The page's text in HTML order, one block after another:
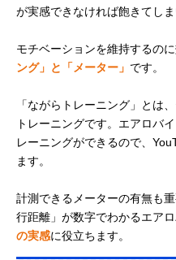
が実感できなければ飽きてしま
モチベーションを維持するのに
ング」と「メーター」 です。
「ながらトレーニング」とは
トレーニングです。エアロバ
レーニングができるので、
ます。
計測できるメーターの有無も
行距離」が数字でわかるエアロ
の実感に役立ちます。